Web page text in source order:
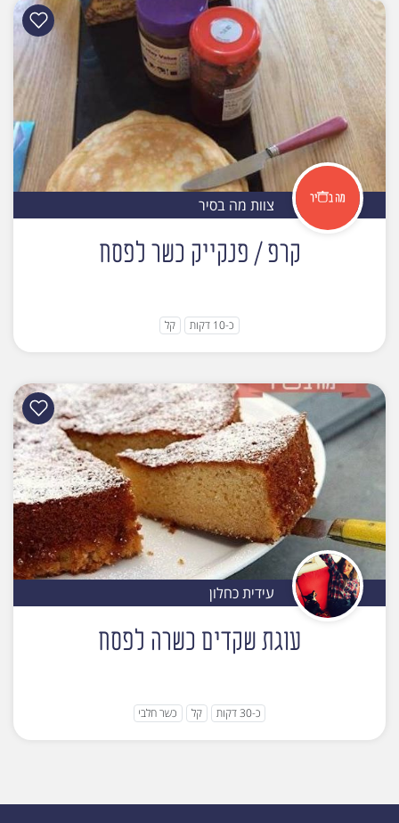
צוות מה בסיר
קרפ / פנקייק כשר לפסח
כ-10 דקות קל
עידית כחלון
עוגת שקדים כשרה לפסח
כ-30 דקות קל כשר חלבי